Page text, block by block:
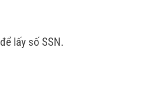
để lấy số SSN.